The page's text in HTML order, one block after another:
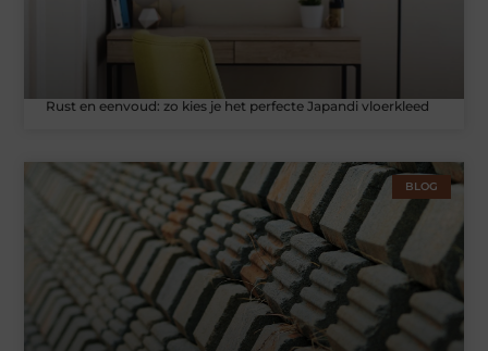
Rust en eenvoud: zo kies je het perfecte Japandi vloerkleed
BLOG